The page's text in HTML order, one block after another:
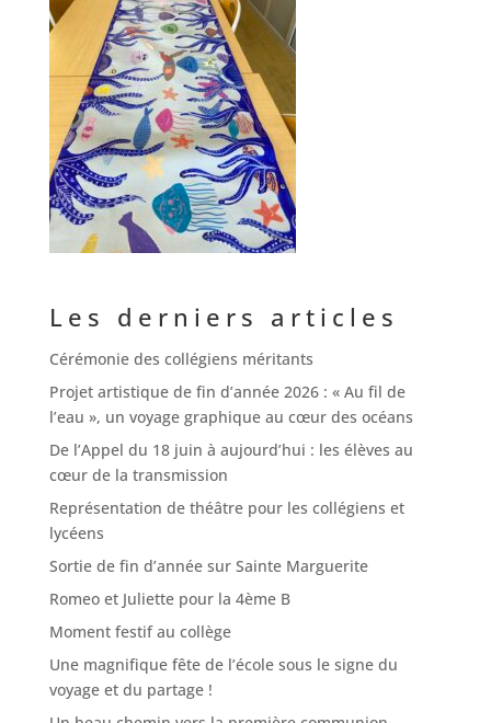
Les derniers articles
Cérémonie des collégiens méritants
Projet artistique de fin d’année 2026 : « Au fil de
l’eau », un voyage graphique au cœur des océans
De l’Appel du 18 juin à aujourd’hui : les élèves au
cœur de la transmission
Représentation de théâtre pour les collégiens et
lycéens
Sortie de fin d’année sur Sainte Marguerite
Romeo et Juliette pour la 4ème B
Moment festif au collège
Une magnifique fête de l’école sous le signe du
voyage et du partage !